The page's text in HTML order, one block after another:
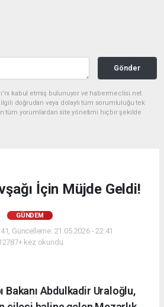
Gönder
kabul etmiş bulunuyor ve habermeclisi.net
ilgili doğrudan veya dolaylı tüm sorumluluğu tek
tüm yorumlardan site yönetimi hiçbir şekilde
İçin Müjde Geldi!
GÜNDEM
Güncelleme: 21.05.2026 - 22:41
kez okundu.
Bakanı Abdulkadir Uraloğlu,